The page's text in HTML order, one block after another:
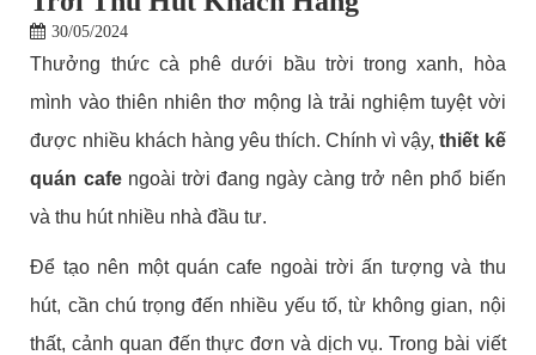
30/05/2024
Thưởng thức cà phê dưới bầu trời trong xanh, hòa
mình vào thiên nhiên thơ mộng là trải nghiệm tuyệt vời
được nhiều khách hàng yêu thích. Chính vì vậy,thiết kế
quán cafengoài trời đang ngày càng trở nên phổ biến
và thu hút nhiều nhà đầu tư.
Để tạo nên một quán cafe ngoài trời ấn tượng và thu
hút, cần chú trọng đến nhiều yếu tố, từ không gian, nội
thất, cảnh quan đến thực đơn và dịch vụ. Trong bài viết